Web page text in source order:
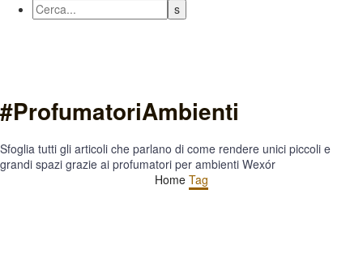
#ProfumatoriAmbienti
Sfoglia tutti gli articoli che parlano di come rendere unici piccoli e
grandi spazi grazie ai profumatori per ambienti Wexór
Home Tag